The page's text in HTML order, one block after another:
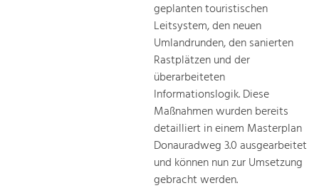
geplanten touristischen
Leitsystem, den neuen
Umlandrunden, den sanierten
Rastplätzen und der
überarbeiteten
Informationslogik. Diese
Maßnahmen wurden bereits
detailliert in einem Masterplan
Donauradweg 3.0 ausgearbeitet
und können nun zur Umsetzung
gebracht werden.